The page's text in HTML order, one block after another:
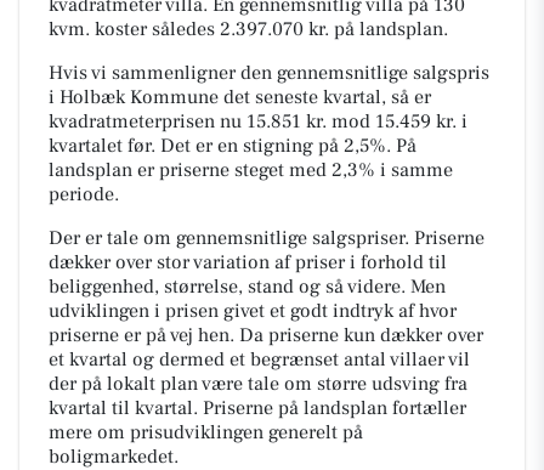
kvm. koster således 2.397.070 kr. på landsplan.
Hvis vi sammenligner den gennemsnitlige salgspris
i Holbæk Kommune det seneste kvartal, så er
kvadratmeterprisen nu 15.851 kr. mod 15.459 kr. i
kvartalet før. Det er en stigning på 2,5%. På
landsplan er priserne steget med 2,3% i samme
periode.
Der er tale om gennemsnitlige salgspriser. Priserne
dækker over stor variation af priser i forhold til
beliggenhed, størrelse, stand og så videre. Men
udviklingen i prisen givet et godt indtryk af hvor
priserne er på vej hen. Da priserne kun dækker over
et kvartal og dermed et begrænset antal villaer vil
der på lokalt plan være tale om større udsving fra
kvartal til kvartal. Priserne på landsplan fortæller
mere om prisudviklingen generelt på
boligmarkedet.